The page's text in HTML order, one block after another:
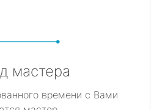
мастера
времени с Вами